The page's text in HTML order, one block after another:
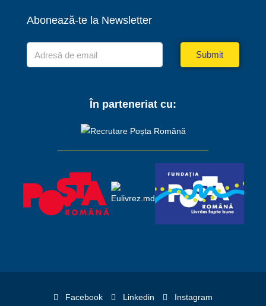
Abonează-te la Newsletter
Submit
În parteneriat cu:
Facebook Linkedin Instagram